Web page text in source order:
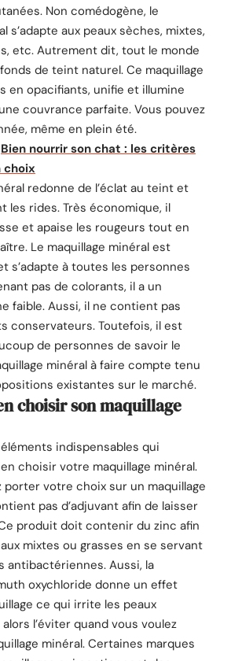
Non comédogène, le
s’adapte aux peaux sèches, mixtes,
etc. Autrement dit, tout le monde
de teint naturel. Ce maquillage
en opacifiants, unifie et illumine
couvrance parfaite. Vous pouvez
même en plein été.
Bien nourrir son chat : les critères
choix
redonne de l’éclat au teint et
les rides. Très économique, il
et apaise les rougeurs tout en
Le maquillage minéral est
s’adapte à toutes les personnes
pas de colorants, il a un
faible. Aussi, il ne contient pas
conservateurs. Toutefois, il est
de personnes de savoir le
minéral à faire compte tenu
existantes sur le marché.
choisir son maquillage
indispensables qui
choisir votre maquillage minéral.
porter votre choix sur un maquillage
pas d’adjuvant afin de laisser
produit doit contenir du zinc afin
mixtes ou grasses en se servant
antibactériennes. Aussi, la
oxychloride donne un effet
ce qui irrite les peaux
l’éviter quand vous voulez
minéral. Certaines marques